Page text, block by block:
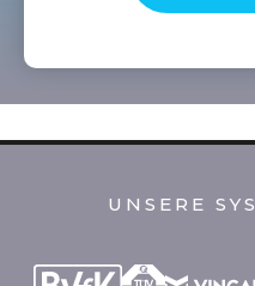
UNSERE